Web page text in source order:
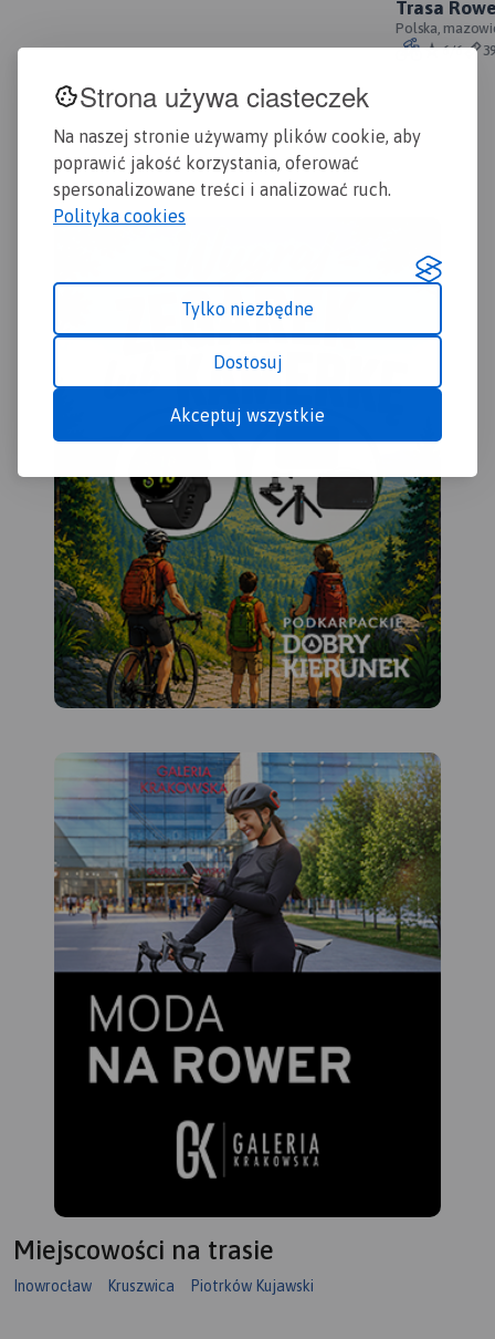
Strona używa ciasteczek
Na naszej stronie używamy plików cookie, aby
poprawić jakość korzystania, oferować
spersonalizowane treści i analizować ruch.
Polityka cookies
Tylko niezbędne
Dostosuj
Akceptuj wszystkie
którzy podróżują
samochodem.
Trasa
Gdańsk -
Polska,
6/6
Miejscowości na trasie
Inowrocław Kruszwica Piotrków Kujawski